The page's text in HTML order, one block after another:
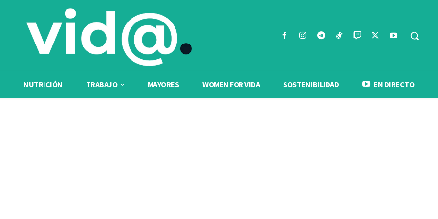
NUTRICIÓN TRABAJO MAYORES WOMEN FOR VIDA SOSTENIBILIDAD EN DIRECTO